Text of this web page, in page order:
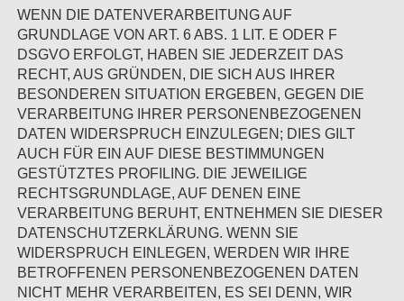
WENN DIE DATENVERARBEITUNG AUF
GRUNDLAGE VON ART. 6 ABS. 1 LIT. E ODER F
DSGVO ERFOLGT, HABEN SIE JEDERZEIT DAS
RECHT, AUS GRÜNDEN, DIE SICH AUS IHRER
BESONDEREN SITUATION ERGEBEN, GEGEN DIE
VERARBEITUNG IHRER PERSONENBEZOGENEN
DATEN WIDERSPRUCH EINZULEGEN; DIES GILT
AUCH FÜR EIN AUF DIESE BESTIMMUNGEN
GESTÜTZTES PROFILING. DIE JEWEILIGE
RECHTSGRUNDLAGE, AUF DENEN EINE
VERARBEITUNG BERUHT, ENTNEHMEN SIE DIESER
DATENSCHUTZERKLÄRUNG. WENN SIE
WIDERSPRUCH EINLEGEN, WERDEN WIR IHRE
BETROFFENEN PERSONENBEZOGENEN DATEN
NICHT MEHR VERARBEITEN, ES SEI DENN, WIR